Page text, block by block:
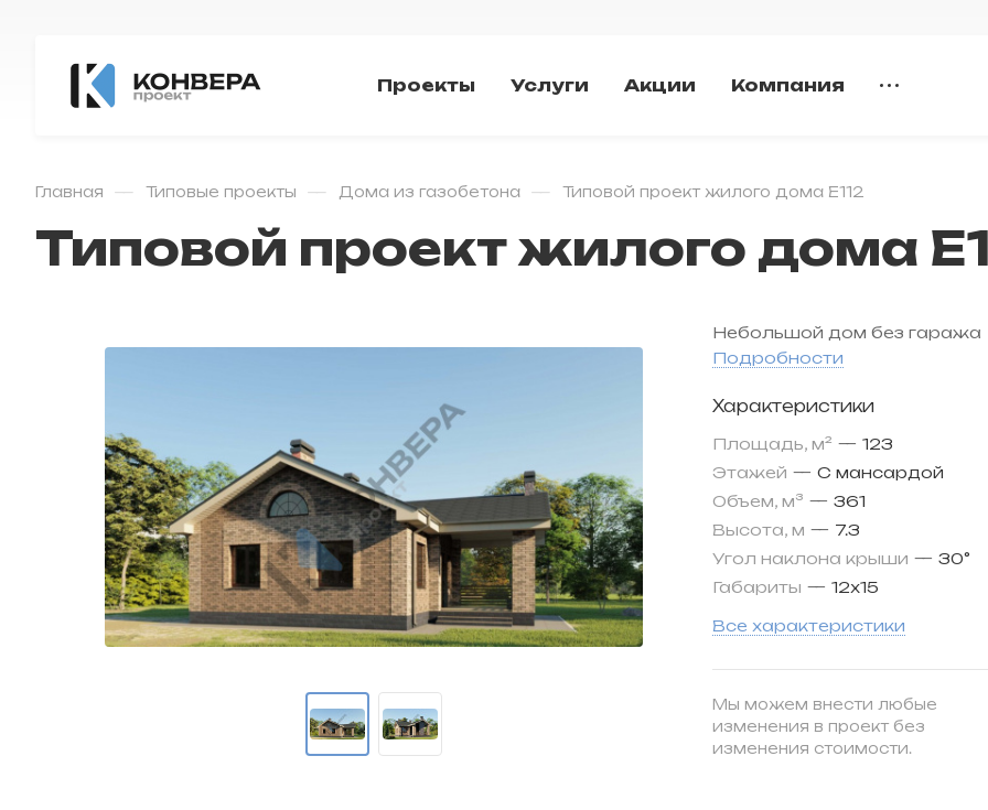
Проекты Услуги Акции Компания
Главная — Типовые проекты — Дома из газобетона — Типовой проект жилого дома E112
Типовой проект жилого дома
Небольшой дом без гаража
Подробности
Характеристики
Площадь, м² — 123
Этажей — С мансардой
Объем, м³ — 361
Высота, м — 7.3
Угол наклона крыши — 30°
Габариты — 12х15
Все характеристики
Мы можем внести любые
изменения в проект без
изменения стоимости.